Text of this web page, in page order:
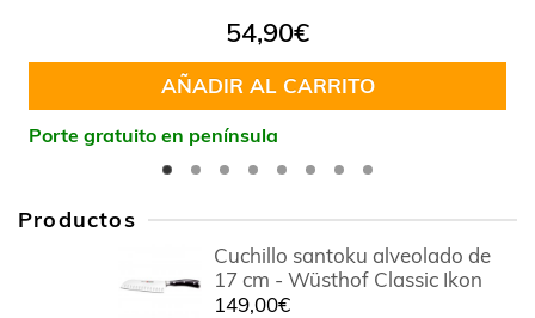
54,90€
AÑADIR AL CARRITO
Porte gratuito en península
Productos
Cuchillo santoku alveolado de
17 cm - Wüsthof Classic Ikon
149,00€